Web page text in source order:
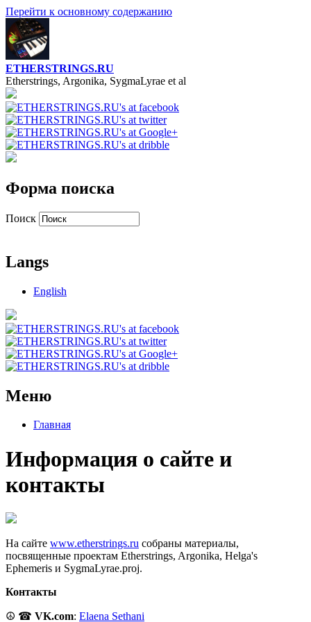
Перейти к основному содержанию
ETHERSTRINGS.RU
Etherstrings, Argonika, SygmaLyrae et al
Форма поиска
Поиск
Langs
English
Меню
Главная
Информация о сайте и
контакты
На сайте www.etherstrings.ru собраны материалы,
посвященные проектам Etherstrings, Argonika, Helga's
Ephemeris и SygmaLyrae.proj.
Контакты
☮ ☎ VK.com: Elaena Sethani